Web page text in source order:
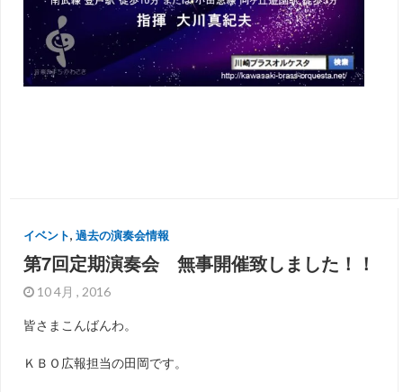
イベント, 過去の演奏会情報
第7回定期演奏会 無事開催致しました！！
10 4月 , 2016
皆さまこんばんわ。
ＫＢＯ広報担当の田岡です。